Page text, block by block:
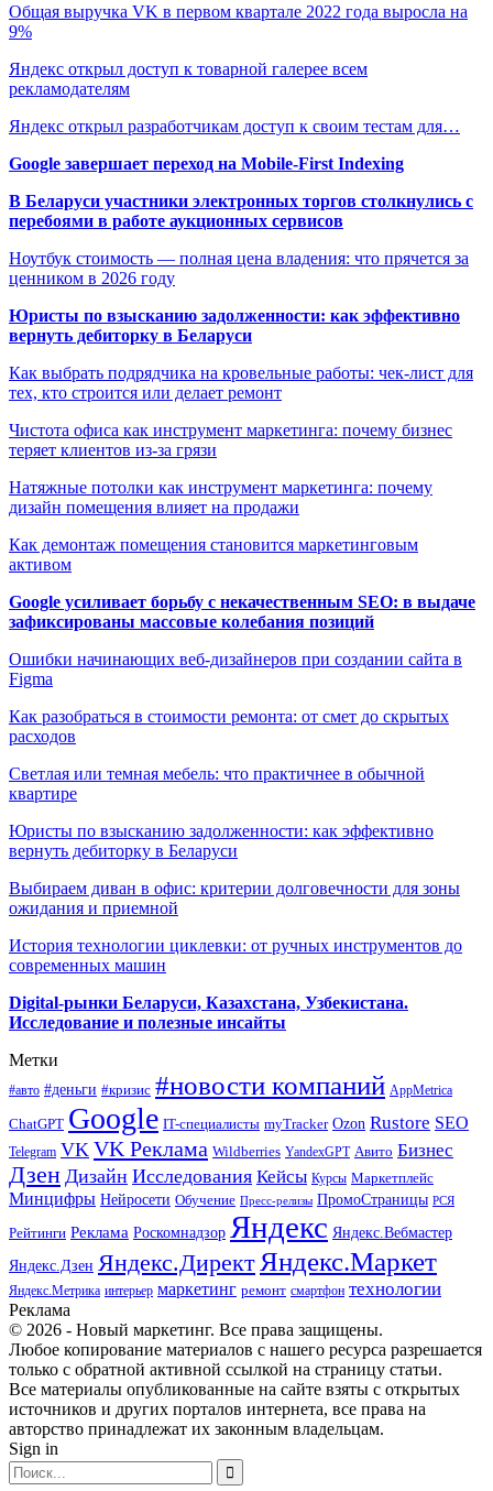
Общая выручка VK в первом квартале 2022 года выросла на
9%
Яндекс открыл доступ к товарной галерее всем
рекламодателям
Яндекс открыл разработчикам доступ к своим тестам для…
Google завершает переход на Mobile-First Indexing
В Беларуси участники электронных торгов столкнулись с
перебоями в работе аукционных сервисов
Ноутбук стоимость — полная цена владения: что прячется за
ценником в 2026 году
Юристы по взысканию задолженности: как эффективно
вернуть дебиторку в Беларуси
Как выбрать подрядчика на кровельные работы: чек-лист для
тех, кто строится или делает ремонт
Чистота офиса как инструмент маркетинга: почему бизнес
теряет клиентов из-за грязи
Натяжные потолки как инструмент маркетинга: почему
дизайн помещения влияет на продажи
Как демонтаж помещения становится маркетинговым
активом
Google усиливает борьбу с некачественным SEO: в выдаче
зафиксированы массовые колебания позиций
Ошибки начинающих веб-дизайнеров при создании сайта в
Figma
Как разобраться в стоимости ремонта: от смет до скрытых
расходов
Светлая или темная мебель: что практичнее в обычной
квартире
Юристы по взысканию задолженности: как эффективно
вернуть дебиторку в Беларуси
Выбираем диван в офис: критерии долговечности для зоны
ожидания и приемной
История технологии циклевки: от ручных инструментов до
современных машин
Digital-рынки Беларуси, Казахстана, Узбекистана.
Исследование и полезные инсайты
Метки
#авто #деньги #кризис #новости компаний AppMetrica
ChatGPT Google IT-специалисты myTracker Ozon Rustore SEO
Telegram VK VK Реклама Wildberries YandexGPT Авито Бизнес
Дзен Дизайн Исследования Кейсы Курсы Маркетплейс
Минцифры Нейросети Обучение Пресс-релизы ПромоСтраницы РСЯ
Рейтинги Реклама Роскомнадзор Яндекс Яндекс.Вебмастер
Яндекс.Дзен Яндекс.ДиректЯндекс.Маркет
Яндекс.Метрика интерьер маркетинг ремонт смартфон технологии
Реклама
© 2026 - Новый маркетинг. Все права защищены.
Любое копирование материалов с нашего ресурса разрешается
только с обратной активной ссылкой на страницу статьи.
Все материалы опубликованные на сайте взяты с открытых
источников и других порталов интернета, все права на
авторство принадлежат их законным владельцам.
Sign in